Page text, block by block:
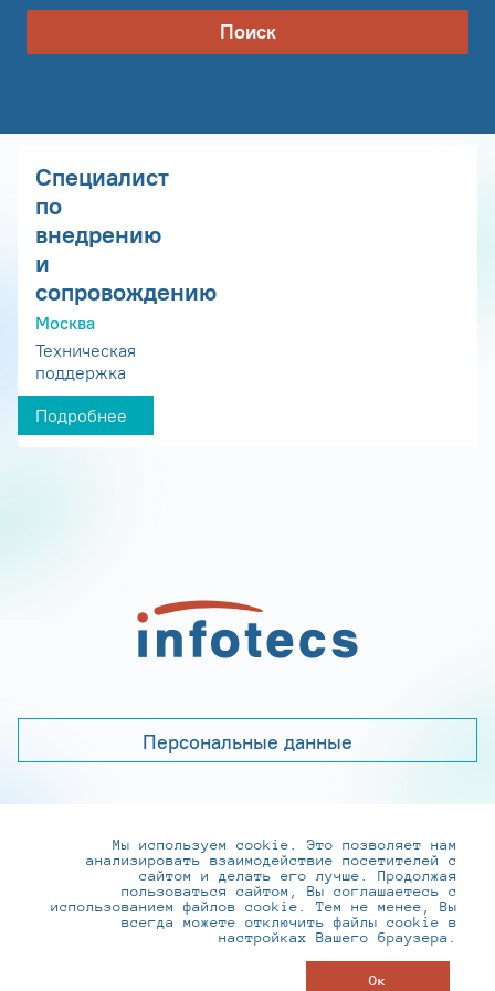
Поиск
Специалист
по
внедрению
и
сопровождению
Москва
Техническая
поддержка
Подробнее
Персональные данные
+7 (495) 737-6192, 8-800-250-0-260
practice@infotecs.ru,hr@infotecs.ru
127273, г. Москва, Отрадная ул., 2Б строение 1
Мы используем cookie. Это позволяет нам
анализировать взаимодействие посетителей с
сайтом и делать его лучше. Продолжая
пользоваться сайтом, Вы соглашаетесь с
использованием файлов cookie. Тем не менее, Вы
всегда можете отключить файлы cookie в
настройках Вашего браузера.
Ок